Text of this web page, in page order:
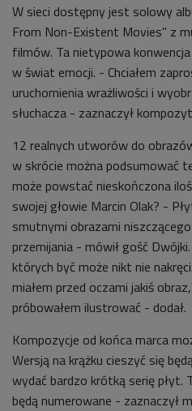
W sieci dostępny jest solowy
From Non-Existent Movies" z
filmów. Ta nietypowa
w świat emocji. - Chciałem
uruchomienia wrażliwości i
słuchacza - zaznaczył
12 realnych utworów do
w skrócie można podsumować
może powstać nieskończona
swojej głowie Marcin Olak? -
smutnymi obrazami
przemijania - mówił gość
których być może nikt nie
miałem przed oczami jakiś
próbowałem ilustrować - dodał.
Kompozycje od końca marca
Wersją na krążku cieszyć się
wydać bardzo krótką serię płyt.
będą numerowane - zaznaczył